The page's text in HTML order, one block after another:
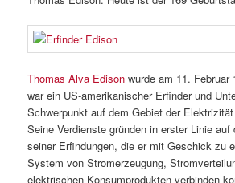
Thomas Alva Edison wurde am 11. Februar
war ein US-amerikanischer Erfinder und
Schwerpunkt auf dem Gebiet der
Seine Verdienste gründen in erster Linie
seiner Erfindungen, die er mit Geschick zu
System von Stromerzeugung,
elektrischen Konsumprodukten verbinden